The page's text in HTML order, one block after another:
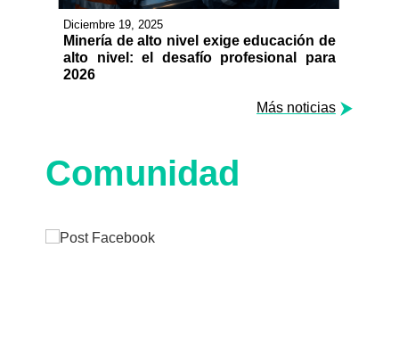
Diciembre 19, 2025
Minería de alto nivel exige educación de
alto nivel: el desafío profesional para
2026
Más noticias
Comunidad